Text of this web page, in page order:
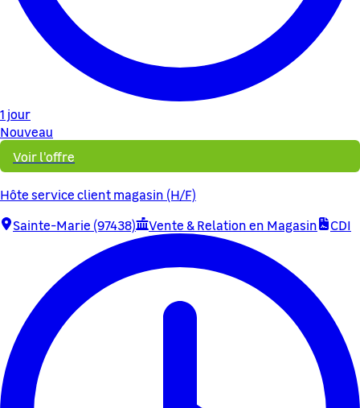
1 jour
Nouveau
Voir l'offre
Hôte service client magasin (H/F)
Sainte-Marie (97438)
Vente & Relation en Magasin CDI